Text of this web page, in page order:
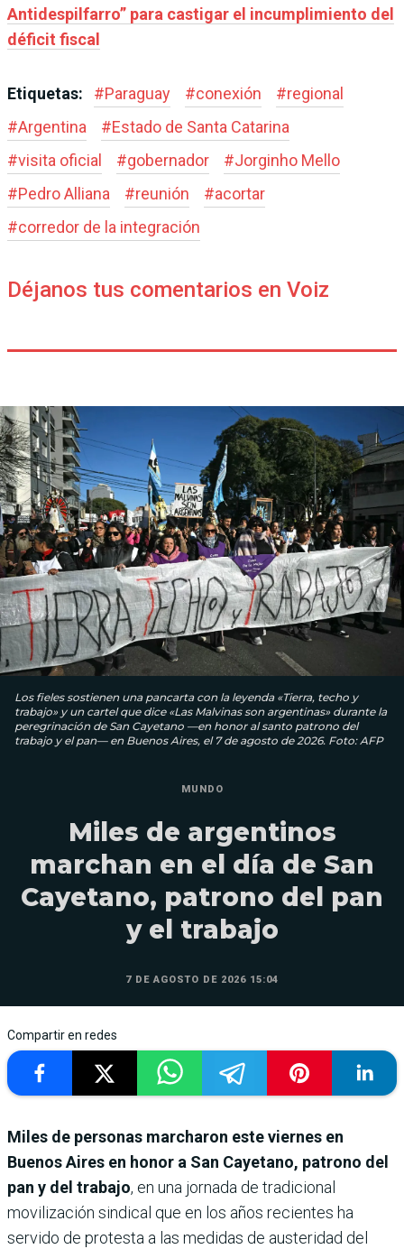
Antidespilfarro” para castigar el incumplimiento del
déficit fiscal
Etiquetas: #Paraguay #conexión #regional
#Argentina #Estado de Santa Catarina
#visita oficial #gobernador #Jorginho Mello
#Pedro Alliana #reunión #acortar
#corredor de la integración
Déjanos tus comentarios en Voiz
Los fieles sostienen una pancarta con la leyenda «Tierra, techo y
trabajo» y un cartel que dice «Las Malvinas son argentinas» durante la
peregrinación de San Cayetano —en honor al santo patrono del
trabajo y el pan— en Buenos Aires, el 7 de agosto de 2026. Foto: AFP
MUNDO
Miles de argentinos
marchan en el día de San
Cayetano, patrono del pan
y el trabajo
7 DE AGOSTO DE 2026 15:04
Compartir en redes
Miles de personas marcharon este viernes en
Buenos Aires en honor a San Cayetano, patrono del
pan y del trabajo, en una jornada de tradicional
movilización sindical que en los años recientes ha
servido de protesta a las medidas de austeridad del